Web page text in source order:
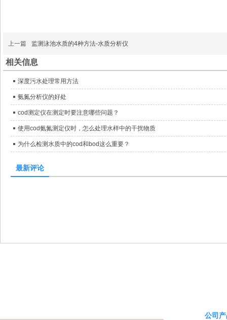
上一篇 监测泳池水质的4种方法-水质分析仪
相关信息
深度污水处理常用方法
氨氮分析仪的好处
cod测定仪在测定时要注意哪些问题？
使用cod氨氮测定仪时，怎么处理水样中的干扰物质
为什么检测水质中的cod和bod这么重要？
最新评论
公司